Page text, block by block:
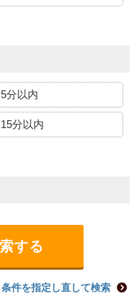
5分以内
15分以内
条件を指定し直して検索